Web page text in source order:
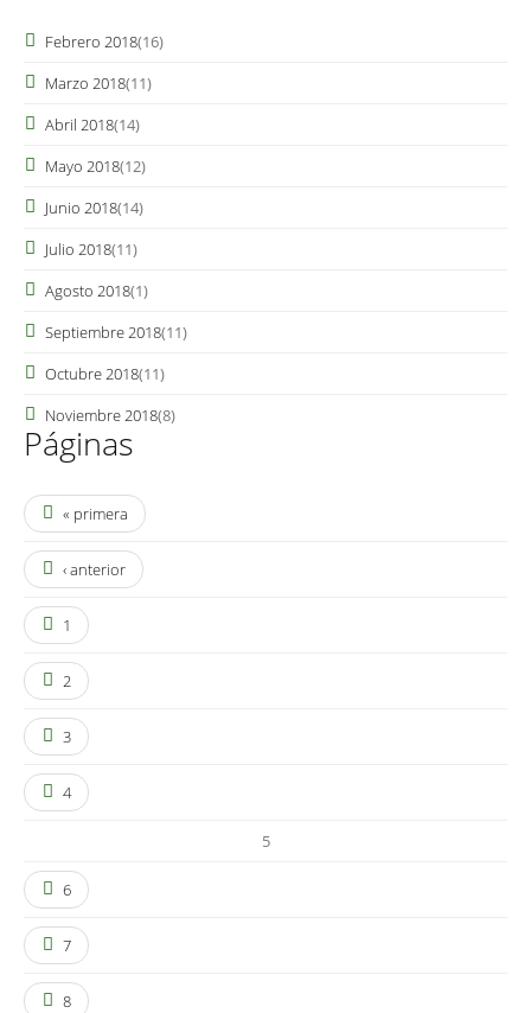
Febrero 2018(16)
Marzo 2018(11)
Abril 2018(14)
Mayo 2018(12)
Junio 2018(14)
Julio 2018(11)
Agosto 2018(1)
Septiembre 2018(11)
Octubre 2018(11)
Noviembre 2018(8)
Páginas
« primera
‹ anterior
1
2
3
4
5
6
7
8